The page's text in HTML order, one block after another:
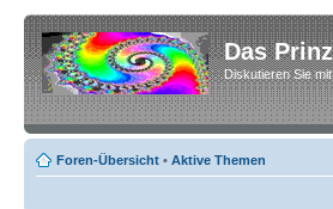
Das
Diskutieren Sie
Foren-Übersicht • Aktive Themen